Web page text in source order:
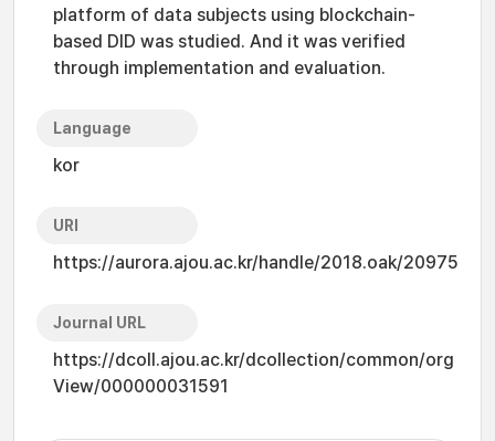
platform of data subjects using blockchain-
based DID was studied. And it was verified
through implementation and evaluation.
Language
kor
URI
https://aurora.ajou.ac.kr/handle/2018.oak/20975
Journal URL
https://dcoll.ajou.ac.kr/dcollection/common/org
View/000000031591